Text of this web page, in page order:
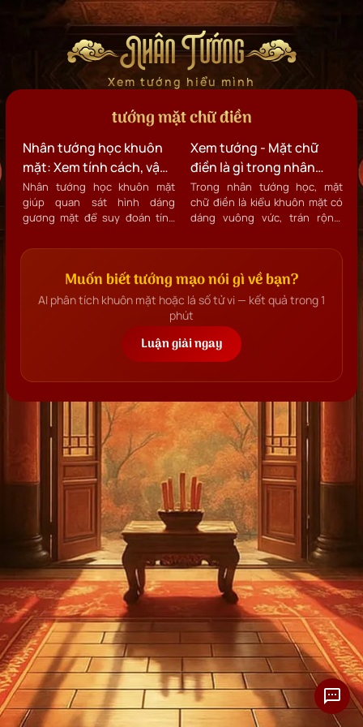
Nhân Tướng
Xem tướng hiểu mình
tướng mặt chữ điền
Nhân tướng học khuôn
mặt: Xem tính cách, vận
mệnh và sự nghiệp qua
diện mạo
Nhân tướng học khuôn mặt
giúp quan sát hình dáng
gương mặt để suy đoán tính
sự nghiệp của mỗi người.
Xem tướng - Mặt chữ
điền là gì trong nhân
tướng học?
Trong nhân tướng học, mặt
chữ điền là kiểu khuôn mặt có
dáng vuông vức, trán rộng,
ngắn gọn gàng và tổng thể tạo
chữ “Điền”.
Muốn biết tướng mạo nói gì về bạn?
AI phân tích khuôn mặt hoặc lá số tử vi — kết quả trong 1
phút
Luận giải ngay